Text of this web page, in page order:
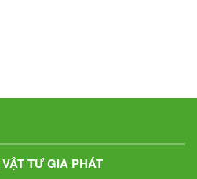
TƯ GIA PHÁT